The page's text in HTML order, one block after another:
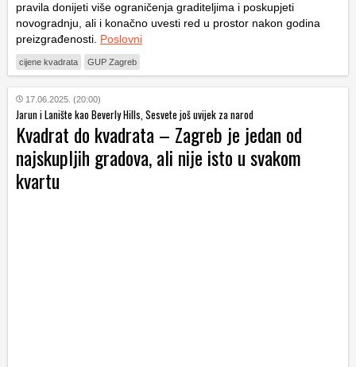
pravila donijeti više ograničenja graditeljima i poskupjeti
novogradnju, ali i konačno uvesti red u prostor nakon godina
preizgrađenosti. Poslovni
cijene kvadrata GUP Zagreb
17.06.2025. (20:00)
Jarun i Lanište kao Beverly Hills, Sesvete još uvijek za narod
Kvadrat do kvadrata – Zagreb je jedan od
najskupljih gradova, ali nije isto u svakom
kvartu